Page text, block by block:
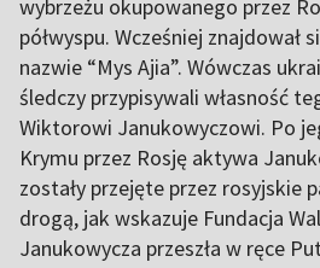
wybrzeżu okupowanego przez
półwyspu. Wcześniej znajdował
nazwie “Mys Ajia”. Wówczas
śledczy przypisywali własność
Wiktorowi Janukowyczowi. Po
Krymu przez Rosję aktywa
zostały przejęte przez rosyjskie
drogą, jak wskazuje Fundacja
Janukowycza przeszła w ręce